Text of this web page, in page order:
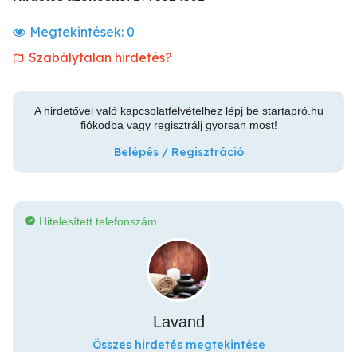
Megtekintések: 0
Szabálytalan hirdetés?
A hirdetővel való kapcsolatfelvételhez lépj be startapró.hu
fiókodba vagy regisztrálj gyorsan most!
Belépés / Regisztráció
Hitelesített telefonszám
Lavand
Összes hirdetés megtekintése